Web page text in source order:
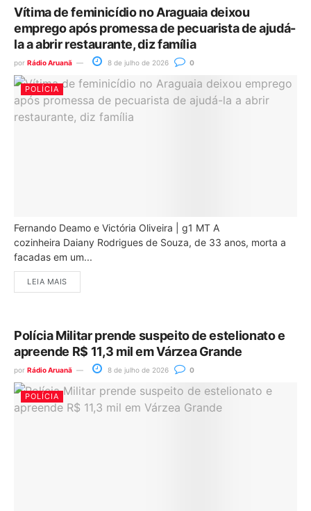
Vítima de feminicídio no Araguaia deixou
emprego após promessa de pecuarista de ajudá-
la a abrir restaurante, diz família
por Rádio Aruanã 8 de julho de 2026 0
POLÍCIA
Fernando Deamo e Victória Oliveira | g1 MT A
cozinheira Daiany Rodrigues de Souza, de 33 anos, morta a
facadas em um...
LEIA MAIS
Polícia Militar prende suspeito de estelionato e
apreende R$ 11,3 mil em Várzea Grande
por Rádio Aruanã 8 de julho de 2026 0
POLÍCIA